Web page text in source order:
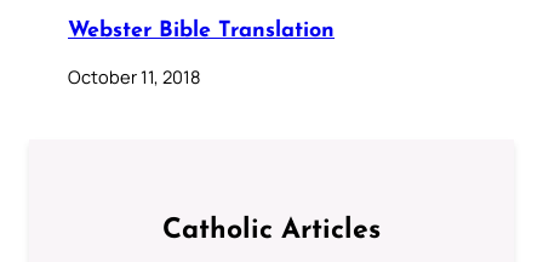
Webster Bible Translation
October 11, 2018
Catholic Articles